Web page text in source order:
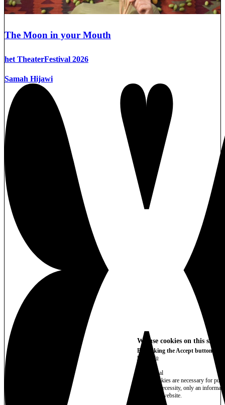
The Moon in your Mouth
het TheaterFestival 2026
Samah Hijawi
We use cookies on this site
By clicking the Accept button,
More info
Essential
These cookies are necessary for
technical necessity, only an
access the website.